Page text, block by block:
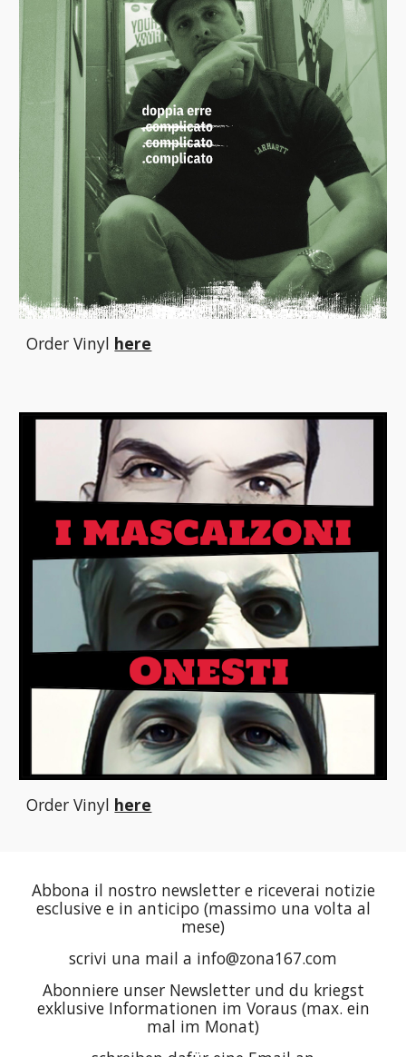
Order Vinyl here
Order Vinyl here
Abbona il nostro newsletter e riceverai notizie
esclusive e in anticipo (massimo una volta al
mese)
scrivi una mail a info@zona167.com
Abonniere unser Newsletter und du kriegst
exklusive Informationen im Voraus (max. ein
mal im Monat)